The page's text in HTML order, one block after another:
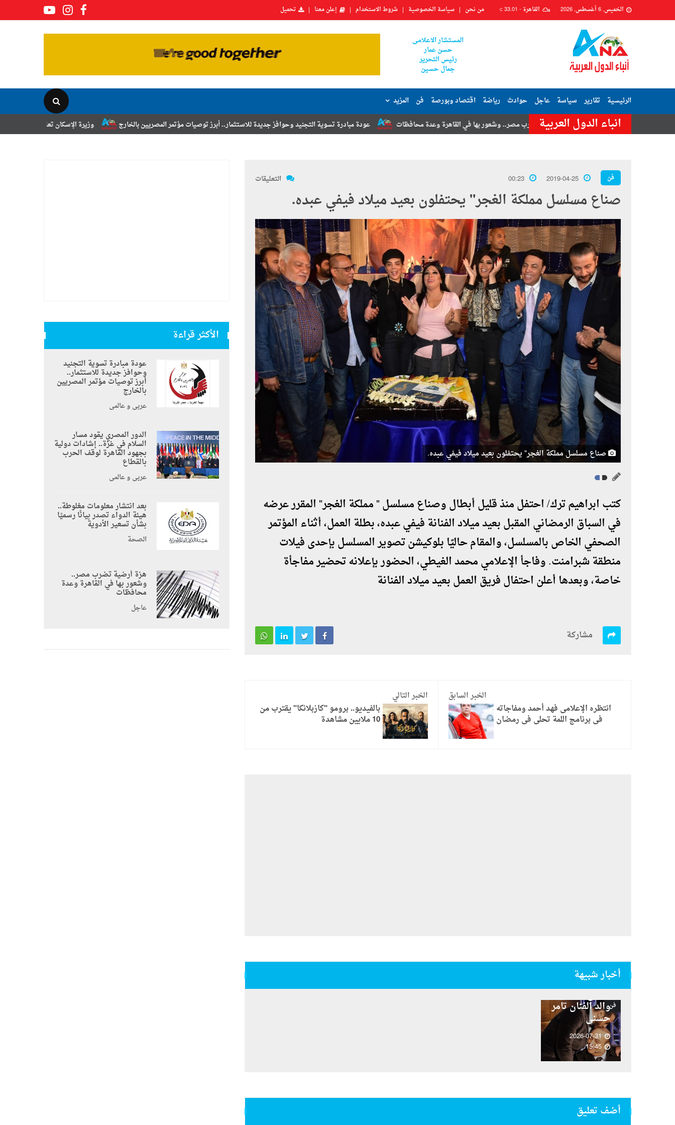
الخميس, 6 أغسطس, 2026 القاهرة - 33.01
C من نحن سياسة الخصوصية شروط الاستخدام إعلن معنا تحميل
المستشار الاعلامى
حسن عمار
رئيس التحرير
جمال حسين
الرئيسية تقارير سياسة عاجل حوادث رياضة اقتصاد وبورصة فن المزيد
انباء الدول العربية وزيرة الإسكان تعلن نتائج قرعة تخصيص أراضي عودة مبادرة تسوية التجنيد وحوافز جديدة للاستثمار.. أبرز توصيات مؤتمر المصريين بالخارج هزة أرضية تضرب مصر.. وشعور بها في القاهرة وعدة محافظات
فن 2019-04-25
00:23 التعليقات
صناع مسلسل مملكة الغجر" يحتفلون بعيد ميلاد فيفي عبده.
صناع مسلسل مملكة الغجر" يحتفلون بعيد ميلاد فيفي عبده.
كتب ابراهيم ترك/ احتفل منذ قليل أبطال وصناع مسلسل " مملكة الغجر" المقرر عرضه
في السباق الرمضاني المقبل بعيد ميلاد الفنانة فيفي عبده، بطلة العمل، أثناء المؤتمر
الصحفي الخاص بالمسلسل، والمقام حاليًا بلوكيشن تصوير المسلسل بإحدى فيلات
منطقة شبرامنت. وفاجأ الإعلامي محمد الغيطي، الحضور بإعلانه تحضير مفاجأة
خاصة، وبعدها أعلن احتفال فريق العمل بعيد ميلاد الفنانة
مشاركة
الخبر السابق
انتظره الإعلامى فهد أحمد ومفاجاته
فى برنامج اللمة تحلى فى رمضان
الخبر التالي
بالفيديو.. برومو "كازبلانكا" يقترب من
10 ملايين مشاهدة
أخبار شبيهة
فن
تحديد موعد
تشييع جثمان
والد الفنان تامر
حسنى
2026-07-31
15:45
أضف تعليق
الأكثر قراءة
عودة مبادرة تسوية التجنيد
وحوافز جديدة للاستثمار..
أبرز توصيات مؤتمر المصريين
بالخارج
عربي و عالمي
الدور المصري يقود مسار
السلام في غزة.. إشادات دولية
بجهود القاهرة لوقف الحرب
بالقطاع
عربي و عالمي
بعد انتشار معلومات مغلوطة..
هيئة الدواء تصدر بيانًا رسميًا
بشأن تسعير الأدوية
الصحة
هزة أرضية تضرب مصر..
وشعور بها في القاهرة وعدة
محافظات
عاجل